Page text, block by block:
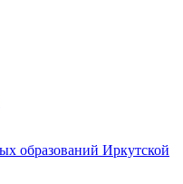
образований Иркутской